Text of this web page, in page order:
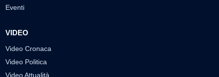
Eventi
VIDEO
Video Cronaca
Video Politica
Video Attualità